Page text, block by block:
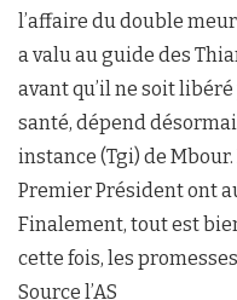
l’affaire du double
a valu au guide des
avant qu’il ne soit
santé, dépend
instance (Tgi) de
Premier Président ont
Finalement, tout est
cette fois, les
Source l’AS